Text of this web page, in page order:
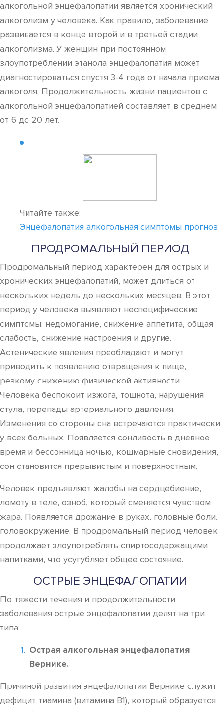
алкогольной энцефалопатии является хронический
алкоголизм у человека. Как правило, заболевание
развивается в конце второй и в третьей стадии
алкоголизма. У женщин при постоянном
злоупотреблении этанола энцефалопатия может
диагностироваться спустя 3-4 года от начала приема
алкоголя. Продолжительность жизни пациентов с
алкогольной энцефалопатией составляет в среднем
от 6 до 20 лет.
Читайте также:
Энцефалопатия алкогольная симптомы прогноз
ПРОДРОМАЛЬНЫЙ ПЕРИОД
Продромальный период характерен для острых и
хронических энцефалопатий, может длиться от
нескольких недель до нескольких месяцев. В этот
период у человека выявляют неспецифические
симптомы: недомогание, снижение аппетита, общая
слабость, снижение настроения и другие.
Астенические явления преобладают и могут
приводить к появлению отвращения к пище,
резкому снижению физической активности.
Человека беспокоит изжога, тошнота, нарушения
стула, перепады артериального давления.
Изменения со стороны сна встречаются практически
у всех больных. Появляется сонливость в дневное
время и бессонница ночью, кошмарные сновидения,
сон становится прерывистым и поверхностным.
Человек предъявляет жалобы на сердцебиение,
ломоту в теле, озноб, который сменяется чувством
жара. Появляется дрожание в руках, головные боли,
головокружение. В продромальный период человек
продолжает злоупотреблять спиртосодержащими
напитками, что усугубляет общее состояние.
ОСТРЫЕ ЭНЦЕФАЛОПАТИИ
По тяжести течения и продолжительности
заболевания острые энцефалопатии делят на три
типа:
Острая алкогольная энцефалопатия
Вернике.
Причиной развития энцефалопатии Вернике служит
дефицит тиамина (витамина В1), который образуется